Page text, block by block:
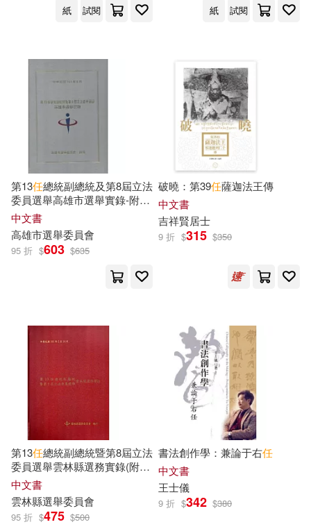
萍子(20)
行政院農業委員會(20)
解禁グラビア写真集(20)
詹氏書局編輯部(20)
赤石赫々(20)
中國地質災害防治與生態修復協會
中國銀行股份有限公司，社會科學
文獻出版社(19)
中國電力企業聯合會(19)
任汝芬(19) 任道斌(19)
江蘇人民出版社(138)
浙江人民美術出版社(137)
長鴻出版社(137)
CBETA 財團法人佛教電子佛典基金
會(136)
西北工業大學出版社(135)
長江文藝出版社(131)
中國文史出版社(130)
紙
試閱
紙
試閱
第13任總統副總統及第8屆立法
委員選舉高雄市選舉實錄-附光
碟
中文書
高雄市選舉委員會
95 折 $603 $635
破曉：第39任薩迦法王傳
中文書
吉祥賢居士
9 折 $315 $350
第13任總統副總統暨第8屆立法
委員選舉雲林縣選務實錄(附光
碟) [精裝]
中文書
雲林縣選舉委員會
95 折 $475 $500
書法創作學：兼論于右任
中文書
王士儀
9 折 $342 $380